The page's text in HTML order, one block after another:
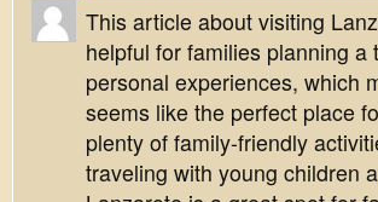
This article about visiting
helpful for families planning
personal experiences, which
seems like the perfect place
plenty of family-friendly
traveling with young children